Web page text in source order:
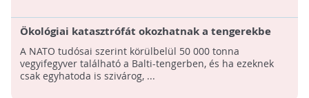
Ökológiai katasztrófát okozhatnak a tengerekbe
dobott világháborús vegyi fegyverek: Kipusztulhat
a Balti-tenger élővilága
A NATO tudósai szerint körülbelül 50 000 tonna
vegyifegyver található a Balti-tengerben, és ha ezeknek
csak egyhatoda is szivárog, ...